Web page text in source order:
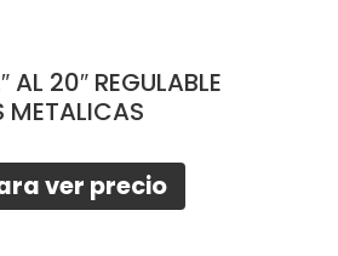
AL 20″ REGULABLE
METALICAS
ver precio